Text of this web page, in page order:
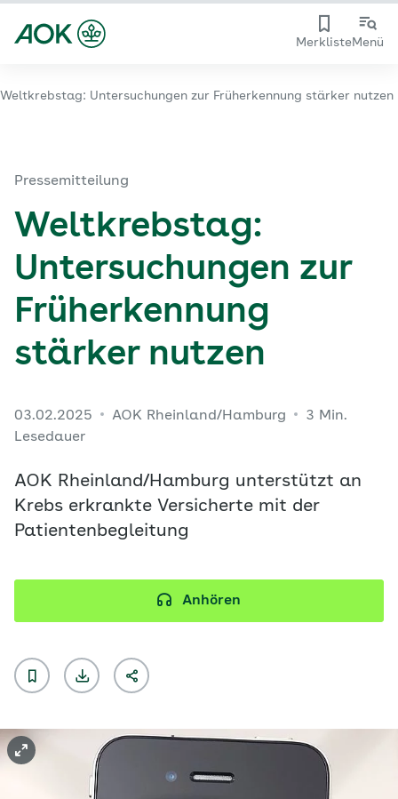
MerklisteMenü
Weltkrebstag: Untersuchungen zur Früherkennung stärker nutzen
Pressemitteilung
Weltkrebstag:
Untersuchungen zur
Früherkennung
stärker nutzen
03.02.2025 AOK Rheinland/Hamburg
3 Min.
Lesedauer
AOK Rheinland/Hamburg unterstützt an
Krebs erkrankte Versicherte mit der
Patientenbegleitung
Anhören